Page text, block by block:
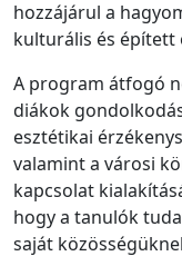
hozzájárul a
kulturális és épített
A program átfogó
diákok
esztétikai
valamint a városi
kapcsolat
hogy a tanulók
saját